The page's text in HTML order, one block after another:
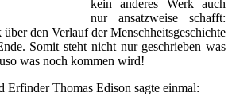
kein anderes Werk auch
nur ansatzweise schafft:
den Verlauf der Menschheitsgeschichte
Somit steht nicht nur geschrieben was
was noch kommen wird!
Erfinder Thomas Edison sagte einmal: